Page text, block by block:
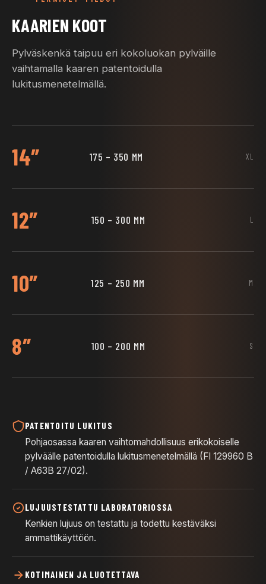
KAARIEN KOOT
Pylväskenkä taipuu eri kokoluokan pylväille
vaihtamalla kaaren patentoidulla
lukitusmenetelmällä.
14″ 175 – 350 MM XL
12″ 150 – 300 MM L
10″ 125 – 250 MM M
8″ 100 – 200 MM S
PATENTOITU LUKITUS
Pohjaosassa kaaren vaihtomahdollisuus erikokoiselle
pylväälle patentoidulla lukitusmenetelmällä (FI 129960 B
/ A63B 27/02).
LUJUUSTESTATTU LABORATORIOSSA
Kenkien lujuus on testattu ja todettu kestäväksi
ammattikäyttöön.
KOTIMAINEN JA LUOTETTAVA